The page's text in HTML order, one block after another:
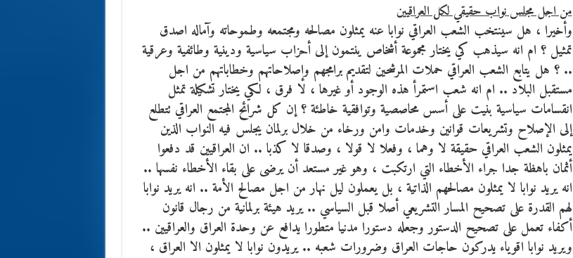
من اجل مجلس نواب حقيقي لكل العراقيين
وأخيرا ، هل سينتخب الشعب العراقي نوابا عنه يمثلون مصالحه ومجتمعه وطموحاته وآماله اصدق
تمثيل ؟ ام انه سيذهب كي يختار مجموعة أشخاص ينتمون إلى أحزاب سياسية ودينية وطائفية وعرقية
.. ؟ هل يتابع الشعب العراقي حملات المرشحين لتقديم برامجهم وإصلاحاتهم وخطاباتهم من اجل
مستقبل البلاد .. ام انه شعب استمرأ هذه الوجود أو غيرها ، لا فرق ، لكي يختار تشكيلة تمثل
انقسامات سياسية بنيت على أسس محاصصية وتوافقية خاطئة ؟ إن كل شرائح المجتمع العراقي تتطلع
إلى الإصلاح وتشريعات قوانين وخدمات وامن ورخاء من خلال برلمان يجلس فيه النواب الذين
يمثلون الشعب العراقي حقيقة لا وهما ، وفعلا لا قولا ، وصدقا لا كذبا .. ان العراقيين قد دفعوا
أثمان باهظة جدا جراء الأخطاء التي ارتكبت ، وهو غير مستعد أن يرضى على بقاء الأخطاء نفسها ..
انه يريد نوابا لا يمثلون مصالحهم الذاتية ، بل يعملون ليل نهار من اجل مصالح الأمة .. انه يريد نوابا
لهم القدرة على تصحيح المسار التشريعي أصلا قبل السياسي .. يريد هيئة برلمانية من رجال قانون
أكفاء تعمل على تصحيح الدستور وجعله دستورا مدنيا متطورا يدافع عن وحدة العراق والعراقيين ..
ويريد نوابا اقوياء يدركون حاجات العراق وضرورات شعبه .. يريدون نوابا لا يمثلون الا العراق ،